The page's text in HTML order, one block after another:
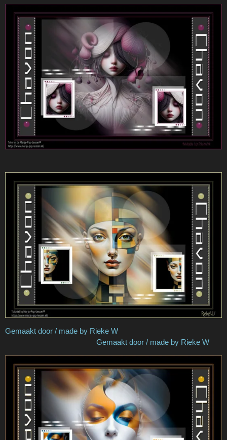
Gemaakt door / made by Rieke W
Gemaakt door / made by Rieke W